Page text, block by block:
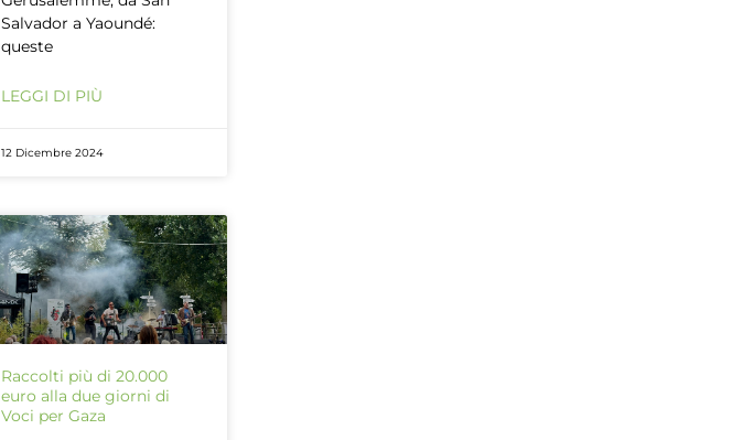
Salvador a Yaoundé:
queste
LEGGI DI PIÙ
12 Dicembre 2024
Raccolti più di 20.000
euro alla due giorni di
Voci per Gaza